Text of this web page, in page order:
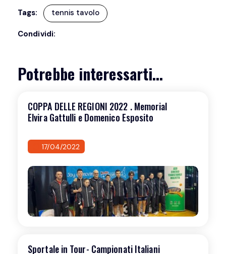
Tags: tennis tavolo
Condividi:
Potrebbe interessarti...
COPPA DELLE REGIONI 2022 . Memorial
Elvira Gattulli e Domenico Esposito
17/04/2022
Sportale in Tour- Campionati Italiani